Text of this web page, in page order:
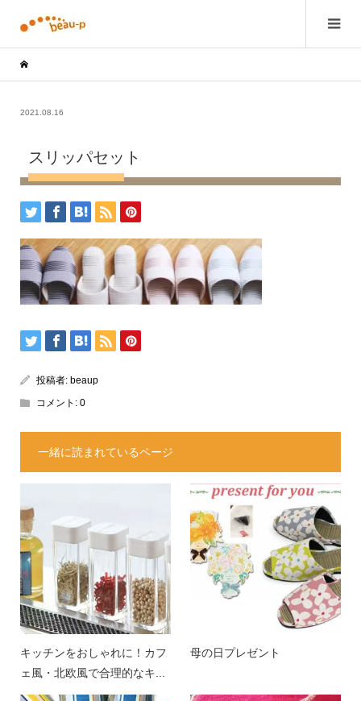
2021.08.16
スリッパセット
投稿者: beaup
コメント: 0
一緒に読まれているページ
キッチンをおしゃれに！カフ
ェ風・北欧風で合理的なキ...
母の日プレゼント